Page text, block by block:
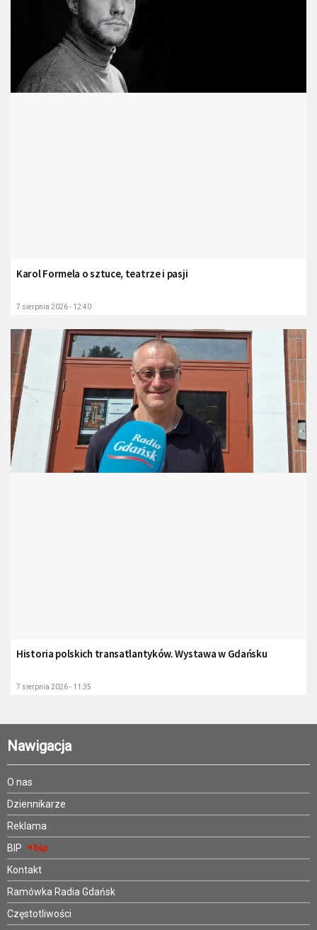
Karol Formela o sztuce, teatrze i pasji
7 sierpnia 2026 - 12:40
Historia polskich transatlantyków. Wystawa w Gdańsku
7 sierpnia 2026 - 11:35
Nawigacja
O nas
Dziennikarze
Reklama
BIP
Kontakt
Ramówka Radia Gdańsk
Częstotliwości